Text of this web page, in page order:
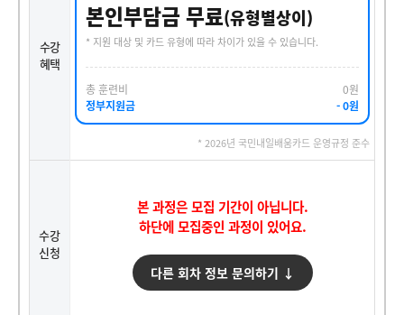
수강
혜택
본인부담금 무료(유형별상이)
* 지원 대상 및 카드 유형에 따라 차이가 있을 수 있습니다.
총 훈련비
0원
정부지원금
- 0원
* 2026년 국민내일배움카드 운영규정 준수
수강
신청
본 과정은 모집 기간이 아닙니다.
하단에 모집중인 과정이 있어요.
다른 회차 정보 문의하기 ↓